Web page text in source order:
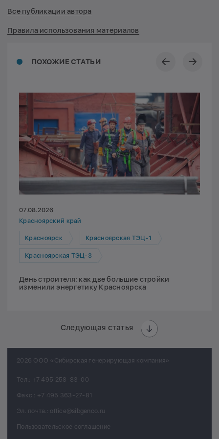
ПОХОЖИЕ СТАТЬИ
07.08.2026
Красноярский край
Красноярск Красноярская ТЭЦ-1
Красноярская ТЭЦ-3
День строителя: как две большие стройки
изменили энергетику Красноярска
Следующая статья
Все публикации автора
Правила использования материалов
2026 ООО «Сибирская генерирующая компания»
Тел.: +7 495 258-83-00
Факс.: +7 495 363-27-81
Эл. почта.: office@sibgenco.ru
Пользовательское соглашение